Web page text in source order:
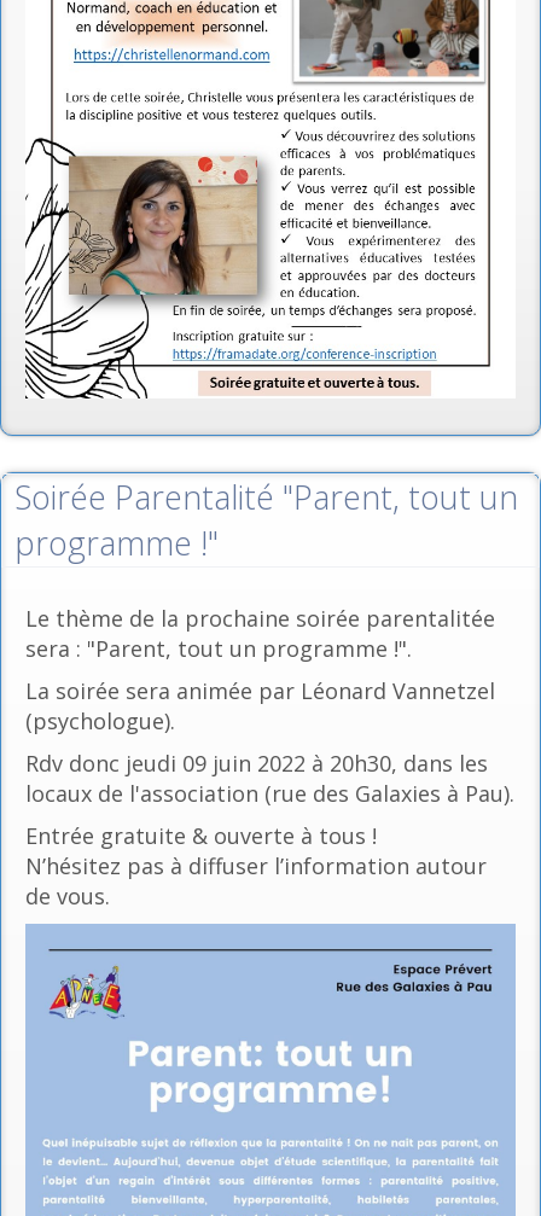
Soirée Parentalité "Parent, tout un
programme !"
Le thème de la prochaine soirée parentalitée
sera : "Parent, tout un programme !".
La soirée sera animée par Léonard Vannetzel
(psychologue).
Rdv donc jeudi 09 juin 2022 à 20h30, dans les
locaux de l'association (rue des Galaxies à Pau).
Entrée gratuite & ouverte à tous !
N’hésitez pas à diffuser l’information autour
de vous.